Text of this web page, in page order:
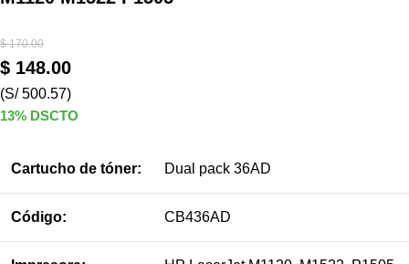
$170.00
$ 148.00
(S/ 500.57)
13% DSCTO
Cartucho de tóner: Dual pack 36AD
Código: CB436AD